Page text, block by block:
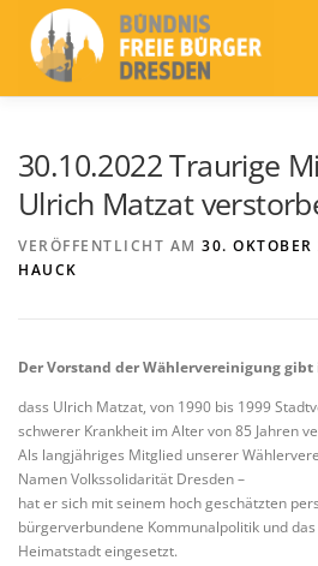
Inhalt
springen
30.10.2022 Traurige
Ulrich Matzat
VERÖFFENTLICHT AM 30.
HAUCK
Der Vorstand der Wählervereinigung
dass Ulrich Matzat, von 1990 bis 1999
schwerer Krankheit im Alter von 85 Jahren
Als langjähriges Mitglied unserer
Namen Volkssolidarität Dresden –
hat er sich mit seinem hoch geschätzten
bürgerverbundene Kommunalpolitik und
Heimatstadt eingesetzt.